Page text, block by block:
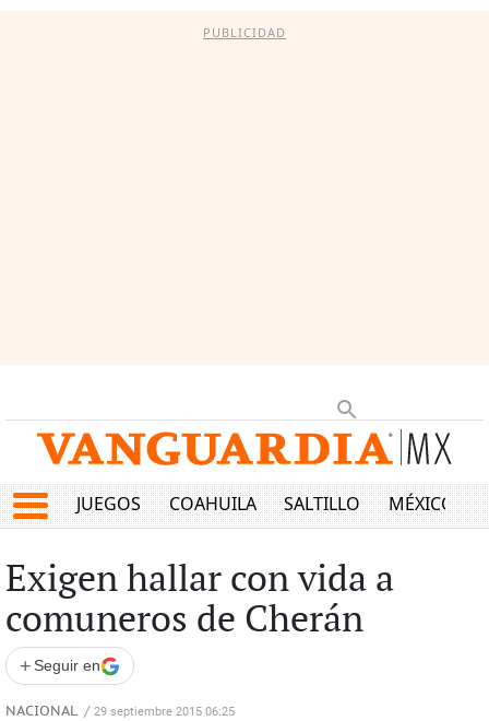
PUBLICIDAD
JUEGOS COAHUILA SALTILLO MÉXICO
Exigen hallar con vida a
comuneros de Cherán
+ Seguir en
NACIONAL / 29 septiembre 2015 06:25